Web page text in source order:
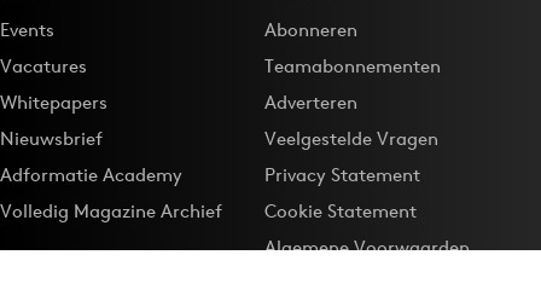
Events
Vacatures
Whitepapers
Nieuwsbrief
Adformatie Academy
Volledig Magazine Archief
Abonneren
Teamabonnementen
Adverteren
Veelgestelde Vragen
Privacy Statement
Cookie Statement
Algemene Voorwaarden